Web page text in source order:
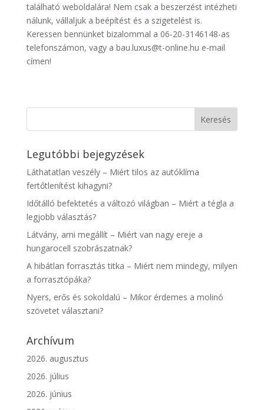
található weboldalára! Nem csak a beszerzést intézheti
nálunk, vállaljuk a beépítést és a szigetelést is.
Keressen bennünket bizalommal a 06-20-3146148-as
telefonszámon, vagy a bau.luxus@t-online.hu e-mail
címen!
Legutóbbi bejegyzések
Láthatatlan veszély – Miért tilos az autóklíma
fertőtlenítést kihagyni?
Időtálló befektetés a változó világban – Miért a tégla a
legjobb választás?
Látvány, ami megállít – Miért van nagy ereje a
hungarocell szobrászatnak?
A hibátlan forrasztás titka – Miért nem mindegy, milyen
a forrasztópáka?
Nyers, erős és sokoldalú – Mikor érdemes a molinó
szövetet választani?
Archívum
2026. augusztus
2026. július
2026. június